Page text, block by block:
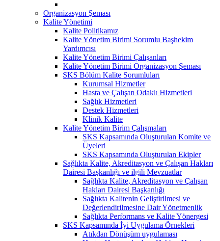
Organizasyon Şeması
Kalite Yönetimi
Kalite Politikamız
Kalite Yönetim Birimi Sorumlu Başhekim
Yardımcısı
Kalite Yönetim Birimi Çalışanları
Kalite Yönetim Birimi Organizasyon Şeması
SKS Bölüm Kalite Sorumluları
Kurumsal Hizmetler
Hasta ve Çalışan Odaklı Hizmetleri
Sağlık Hizmetleri
Destek Hizmetleri
Klinik Kalite
Kalite Yönetim Birim Çalışmaları
SKS Kapsamında Oluşturulan Komite ve
Üyeleri
SKS Kapsamında Oluşturulan Ekipler
Sağlıkta Kalite, Akreditasyon ve Çalışan Hakları
Dairesi Başkanlığı ve ilgili Mevzuatlar
Sağlıkta Kalite, Akreditasyon ve Çalışan
Hakları Dairesi Başkanlığı
Sağlıkta Kalitenin Geliştirilmesi ve
Değerlendirilmesine Dair Yönetmenlik
Sağlıkta Performans ve Kalite Yönergesi
SKS Kapsamında İyi Uygulama Örnekleri
Atıkdan Dönüşüm uygulaması